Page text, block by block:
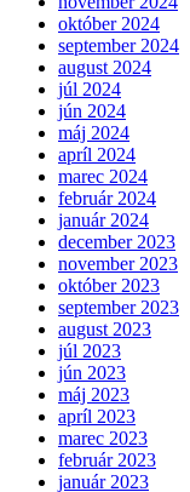
október 2024
september 2024
august 2024
júl 2024
jún 2024
máj 2024
apríl 2024
marec 2024
február 2024
január 2024
december 2023
november 2023
október 2023
september 2023
august 2023
júl 2023
jún 2023
máj 2023
apríl 2023
marec 2023
február 2023
január 2023